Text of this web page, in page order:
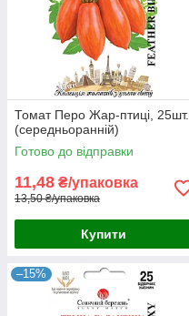
Томат Перо Жар-птиці, 25шт.
(середньоранній)
Готово до відправки
11,48 ₴/упаковка
13,50 ₴/упаковка
Купити
–15%